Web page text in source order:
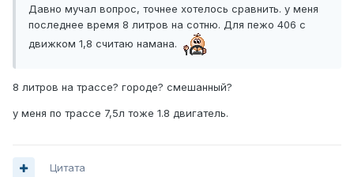
Давно мучал вопрос, точнее хотелось сравнить. у меня
последнее время 8 литров на сотню. Для пежо 406 с
движком 1,8 считаю намана.
8 литров на трассе? городе? смешанный?
у меня по трассе 7,5л тоже 1.8 двигатель.
Цитата